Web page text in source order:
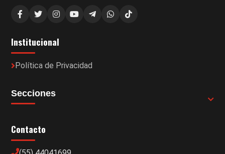
Institucional
Política de Privacidad
Secciones
Contacto